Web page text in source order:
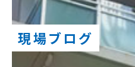
現場ブログ